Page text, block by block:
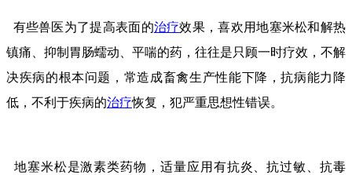
有些兽医为了提高表面的治疗效果，喜欢用地塞米松和解热
镇痛、抑制胃肠蠕动、平喘的药，往往是只顾一时疗效，不解
决疾病的根本问题，常造成畜禽生产性能下降，抗病能力降
低，不利于疾病的治疗恢复，犯严重思想性错误。
地塞米松是激素类药物，适量应用有抗炎、抗过敏、抗毒